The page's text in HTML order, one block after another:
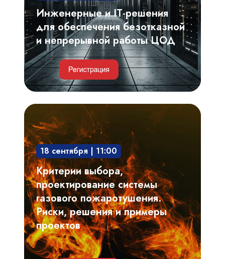
и
непрерывной
работы
ЦОД
Инженерные и IT-решения
для обеспечения безотказной
и непрерывной работы ЦОД
Критерии
выбора,
проектирование
системы
газового
пожаротушения.
Риски,
решения
и
примеры
проектов
18 сентября | 11:00
Критерии выбора,
проектирование системы
газового пожаротушения.
Риски, решения и примеры
проектов